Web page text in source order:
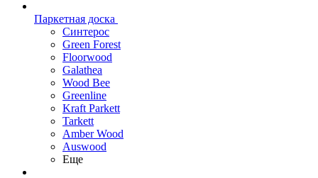
Паркетная доска
Синтерос
Green Forest
Floorwood
Galathea
Wood Bee
Greenline
Kraft Parkett
Tarkett
Amber Wood
Auswood
Еще